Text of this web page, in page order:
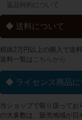
返品特約について
◆ 送料について
税抜2万円以上の購入で送
送料一覧は こちらから
◆ ライセンス商品に
当ショップで取り扱って
の大多数は、販売地域が日